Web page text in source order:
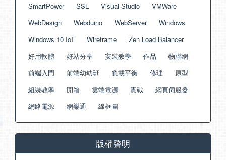
SmartPower
SSL Visual Studio
VMWare
WebDesign
Webduino WebServer
Windows
Windows 10 IoT
Wireframe
Zen Load Balancer
好用軟體
好站分享 安裝教學 作品
物聯網
前端入門
前端幼幼班 負載平衡 修理
原型
組裝教學
開箱 雲端電源 實戰
網頁伺服器
網路電源
網樂通 線框圖
版權聲明